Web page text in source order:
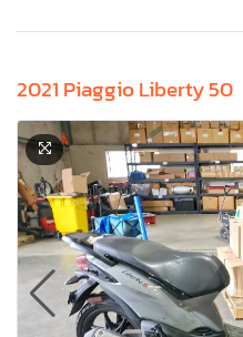
2021 Piaggio Liberty 50